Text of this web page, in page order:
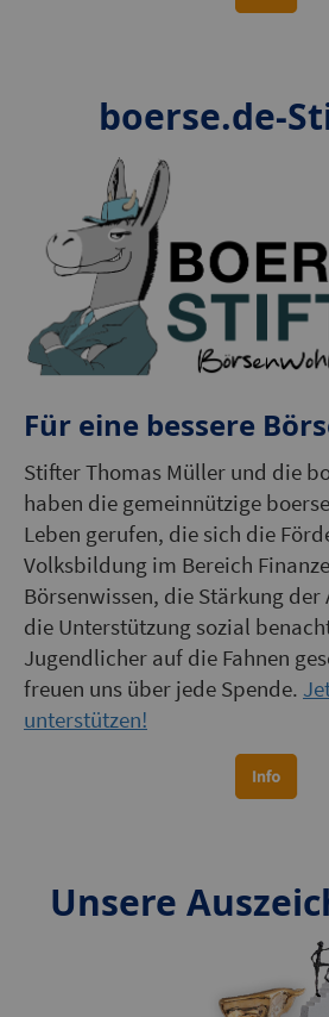
boerse.de-
Für eine bessere
Stifter Thomas Müller und die
haben die gemeinnützige
Leben gerufen, die sich die
Volksbildung im Bereich
Börsenwissen, die Stärkung
die Unterstützung sozial
Jugendlicher auf die Fahnen
freuen uns über jede Spende.
unterstützen!
Unsere